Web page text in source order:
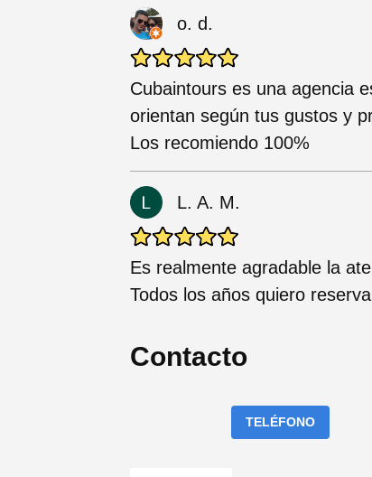
o. d.
Cubaintours es una agencia
orientan según tus gustos y
Los recomiendo 100%
L. A. M.
Es realmente agradable la
Todos los años quiero
Contacto
TELÉFONO